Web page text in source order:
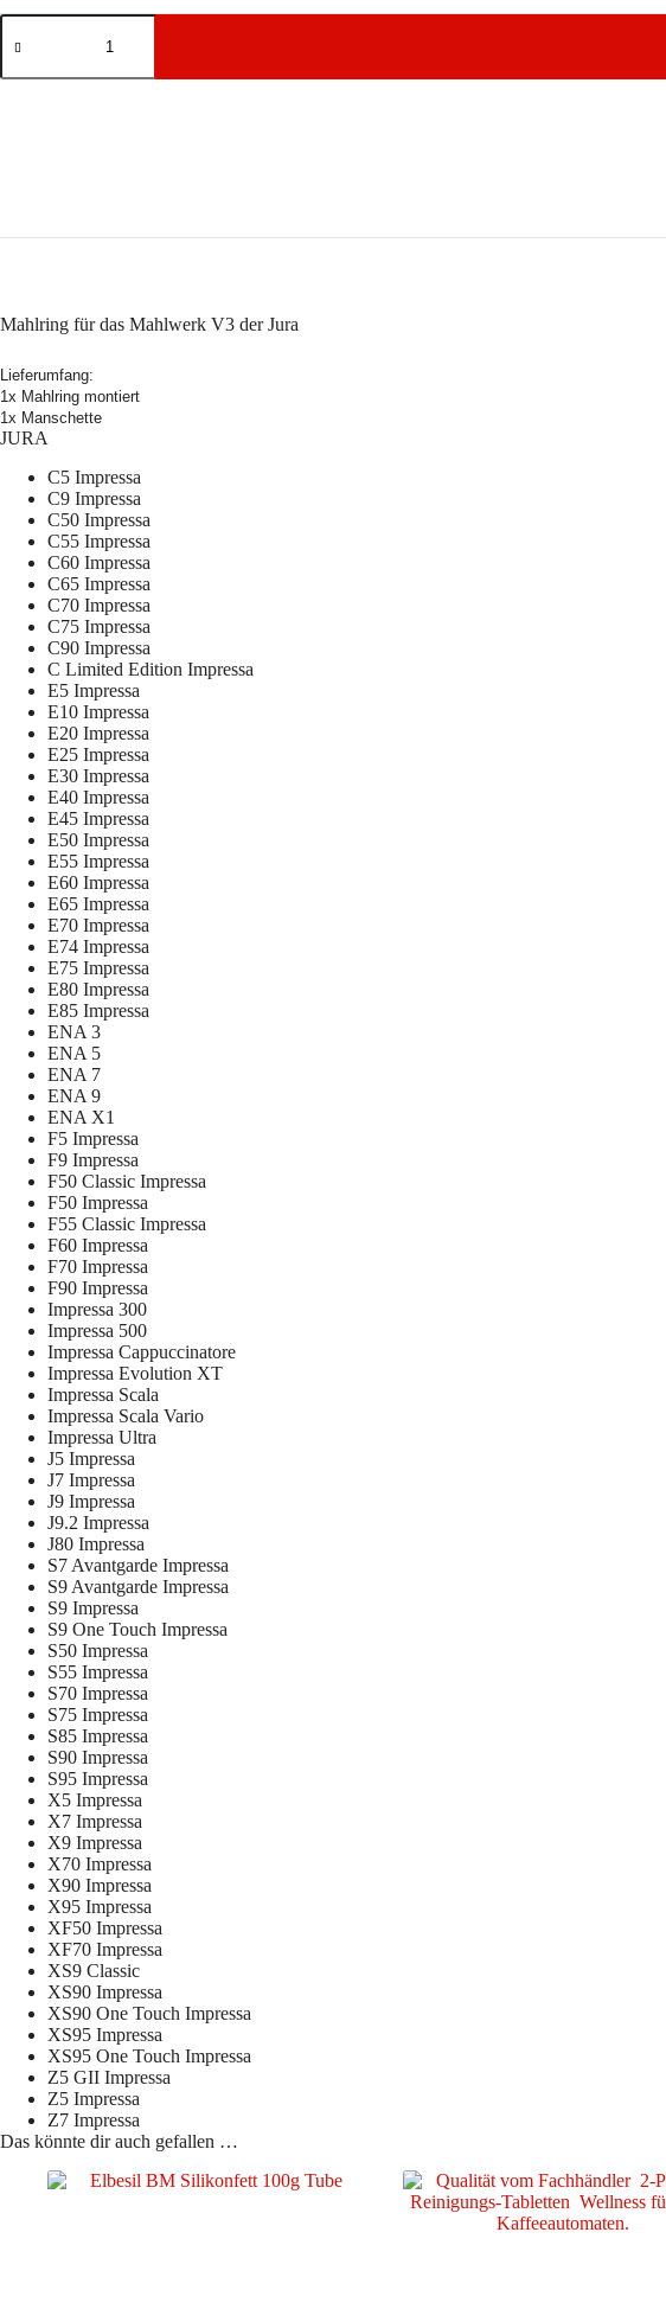
Mahlring
für
Mahlwerk
Mahlring für das Mahlwerk V3 der Jura
Lieferumfang:
1x Mahlring montiert
1x Manschette
JURA
C5 Impressa
C9 Impressa
C50 Impressa
C55 Impressa
C60 Impressa
C65 Impressa
C70 Impressa
C75 Impressa
C90 Impressa
C Limited Edition Impressa
E5 Impressa
E10 Impressa
E20 Impressa
E25 Impressa
E30 Impressa
E40 Impressa
E45 Impressa
E50 Impressa
E55 Impressa
E60 Impressa
E65 Impressa
E70 Impressa
E74 Impressa
E75 Impressa
E80 Impressa
E85 Impressa
ENA 3
ENA 5
ENA 7
ENA 9
ENA X1
F5 Impressa
F9 Impressa
F50 Classic Impressa
F50 Impressa
F55 Classic Impressa
F60 Impressa
F70 Impressa
F90 Impressa
Impressa 300
Impressa 500
Impressa Cappuccinatore
Impressa Evolution XT
Impressa Scala
Impressa Scala Vario
Impressa Ultra
J5 Impressa
J7 Impressa
J9 Impressa
J9.2 Impressa
J80 Impressa
S7 Avantgarde Impressa
S9 Avantgarde Impressa
S9 Impressa
S9 One Touch Impressa
S50 Impressa
S55 Impressa
S70 Impressa
S75 Impressa
S85 Impressa
S90 Impressa
S95 Impressa
X5 Impressa
X7 Impressa
X9 Impressa
X70 Impressa
X90 Impressa
X95 Impressa
XF50 Impressa
XF70 Impressa
XS9 Classic
XS90 Impressa
XS90 One Touch Impressa
XS95 Impressa
XS95 One Touch Impressa
Z5 GII Impressa
Z5 Impressa
Z7 Impressa
Das könnte dir auch gefallen …